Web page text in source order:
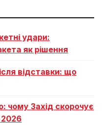
удари:
як рішення
відставки: що
чому Захід скорочує
2026